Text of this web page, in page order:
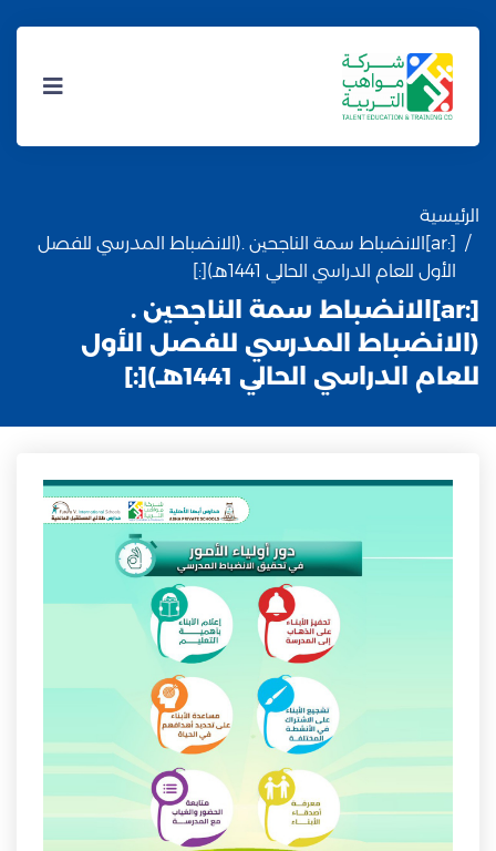
الرئيسية
[:ar]الانضباط سمة الناجحين .(الانضباط المدرسي للفصل
الأول للعام الدراسي الحالي 1441هـ)[:]
[:ar]الانضباط سمة الناجحين .
(الانضباط المدرسي للفصل الأول
للعام الدراسي الحالي 1441هـ)[:]